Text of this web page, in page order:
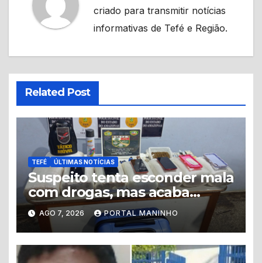
criado para transmitir notícias
informativas de Tefé e Região.
Related Post
TEFÉ ÚLTIMAS NOTÍCIAS
Suspeito tenta esconder mala
com drogas, mas acaba
levando a polícia até ponto
de tráfico
AGO 7, 2026 PORTAL MANINHO